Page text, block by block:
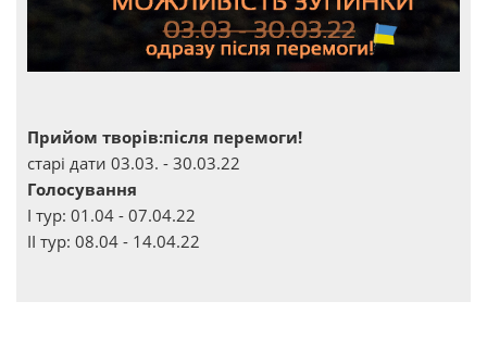
Прийом творів:після перемоги!
старі дати 03.03. - 30.03.22
Голосування
І тур: 01.04 - 07.04.22
ІІ тур: 08.04 - 14.04.22